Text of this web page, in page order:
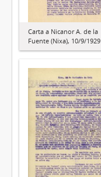
Carta a Nicanor A. de la
Fuente (Nixa), 10/9/1929